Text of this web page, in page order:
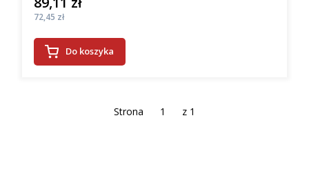
Cena
72,45 zł
Do koszyka
Strona z 1